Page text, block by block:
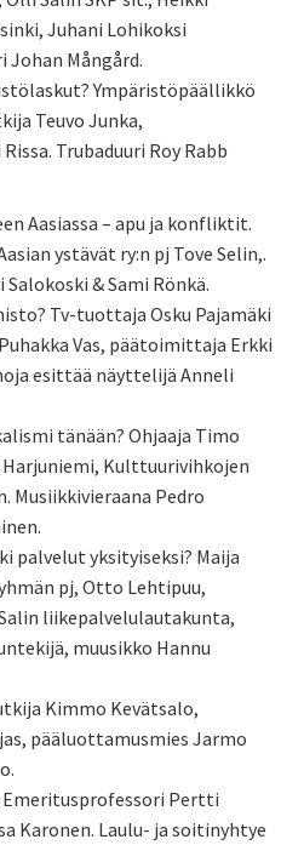
Juhani Lohikoksi
Mångård.
Ympäristöpäällikkö
Teuvo Junka,
Trubaduuri Roy Rabb
Aasiassa – apu ja konfliktit.
ystävät ry:n pj Tove Selin,.
& Sami Rönkä.
Tv-tuottaja Osku Pajamäki
Vas, päätoimittaja Erkki
esittää näyttelijä Anneli
tänään? Ohjaaja Timo
Kulttuurivihkojen
Musiikkivieraana Pedro
palvelut yksityiseksi? Maija
pj, Otto Lehtipuu,
liikepalvelulautakunta,
muusikko Hannu
Kimmo Kevätsalo,
pääluottamusmies Jarmo
Emeritusprofessori Pertti
Karonen. Laulu- ja soitinyhtye